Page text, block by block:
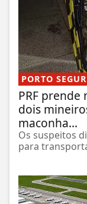
PORTO
PRF
dois
maconha...
Os suspeitos
para